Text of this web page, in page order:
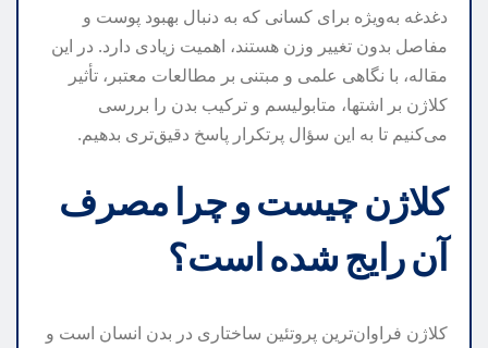
دغدغه به‌ویژه برای کسانی که به دنبال بهبود پوست و
مفاصل بدون تغییر وزن هستند، اهمیت زیادی دارد. در این
مقاله، با نگاهی علمی و مبتنی بر مطالعات معتبر، تأثیر
کلاژن بر اشتها، متابولیسم و ترکیب بدن را بررسی
می‌کنیم تا به این سؤال پرتکرار پاسخ دقیق‌تری بدهیم.
کلاژن چیست و چرا مصرف
آن رایج شده است؟
کلاژن فراوان‌ترین پروتئین ساختاری در بدن انسان است و